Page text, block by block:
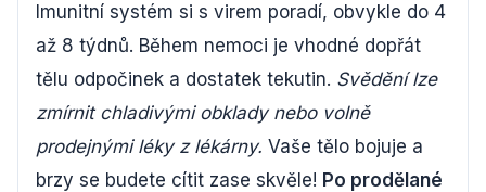
Imunitní systém si s virem poradí, obvykle do 4
až 8 týdnů. Během nemoci je vhodné dopřát
tělu odpočinek a dostatek tekutin. Svědění lze
zmírnit chladivými obklady nebo volně
prodejnými léky z lékárny. Vaše tělo bojuje a
brzy se budete cítit zase skvěle! Po prodělané